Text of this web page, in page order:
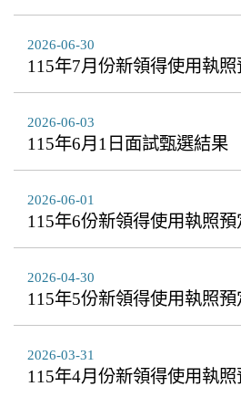
115年7月份新領得使用執
2026-06-30
115年6月1日面試甄選結果
2026-06-03
115年6份新領得使用執照
2026-06-01
115年5份新領得使用執照
2026-04-30
115年4月份新領得使用執
2026-03-31